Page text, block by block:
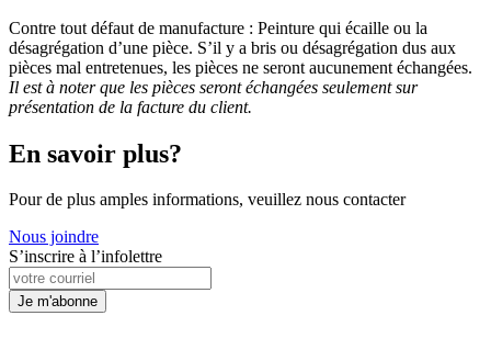
Contre tout défaut de manufacture : Peinture qui écaille ou la
désagrégation d’une pièce. S’il y a bris ou désagrégation dus aux
pièces mal entretenues, les pièces ne seront aucunement échangées.
Il est à noter que les pièces seront échangées seulement sur
présentation de la facture du client.
En savoir plus?
Pour de plus amples informations, veuillez nous contacter
Nous joindre
S’inscrire à l’infolettre